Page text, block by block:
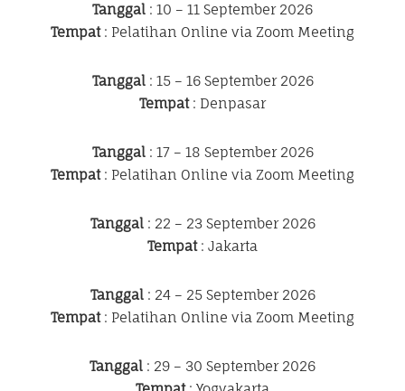
Tanggal : 10 – 11 September 2026
Tempat: Pelatihan Online via Zoom Meeting
Tanggal: 15 – 16 September 2026
Tempat: Denpasar
Tanggal: 17 – 18 September 2026
Tempat: Pelatihan Online via Zoom Meeting
Tanggal: 22 – 23 September 2026
Tempat: Jakarta
Tanggal: 24 – 25 September 2026
Tempat: Pelatihan Online via Zoom Meeting
Tanggal : 29 – 30 September 2026